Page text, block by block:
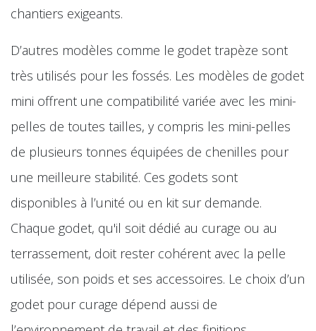
chantiers exigeants.
D’autres modèles comme le godet trapèze sont
très utilisés pour les fossés. Les modèles de godet
mini offrent une compatibilité variée avec les mini-
pelles de toutes tailles, y compris les mini-pelles
de plusieurs tonnes équipées de chenilles pour
une meilleure stabilité. Ces godets sont
disponibles à l’unité ou en kit sur demande.
Chaque godet, qu'il soit dédié au curage ou au
terrassement, doit rester cohérent avec la pelle
utilisée, son poids et ses accessoires. Le choix d’un
godet pour curage dépend aussi de